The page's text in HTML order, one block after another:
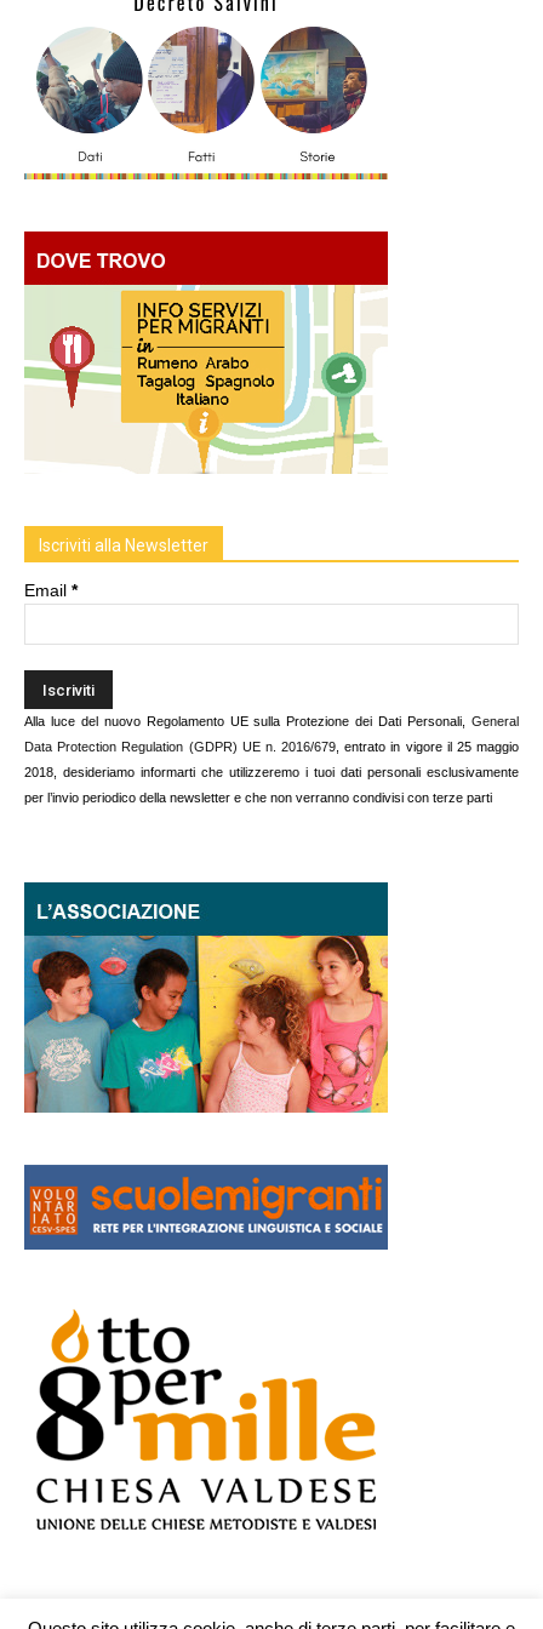
Iscriviti alla Newsletter
Email *
Alla luce del nuovo Regolamento UE sulla Protezione dei Dati Personali, General
Data Protection Regulation (GDPR) UE n. 2016/679 , entrato in vigore il 25 maggio
2018, desideriamo informarti che utilizzeremo i tuoi dati personali esclusivamente
per l’invio periodico della newsletter e che non verranno condivisi con terze parti